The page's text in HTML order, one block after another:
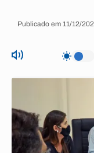
Publicado em 11/12/